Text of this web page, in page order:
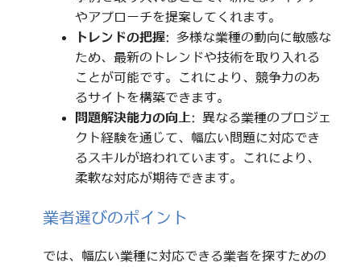
やアプローチを提案してくれます。
トレンドの把握: 多様な業種の動向に敏感な
ため、最新のトレンドや技術を取り入れる
ことが可能です。これにより、競争力のあ
るサイトを構築できます。
問題解決能力の向上: 異なる業種のプロジェ
クト経験を通じて、幅広い問題に対応でき
るスキルが培われています。これにより、
柔軟な対応が期待できます。
業者選びのポイント
では、幅広い業種に対応できる業者を探すための